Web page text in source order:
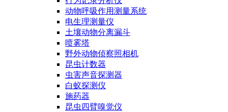
动物呼吸作用测量系统
电生理测量仪
土壤动物分离漏斗
喷雾塔
野外动物侦察照相机
昆虫计数器
虫害声音探测器
白蚁探测仪
施药器
昆虫四臂嗅觉仪